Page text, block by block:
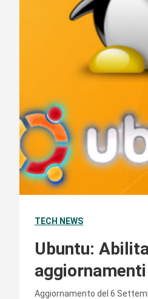
TECH NEWS
Ubuntu:
aggiornamenti
Aggiornamento del 6